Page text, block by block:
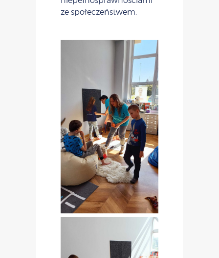
ze społeczeństwem.